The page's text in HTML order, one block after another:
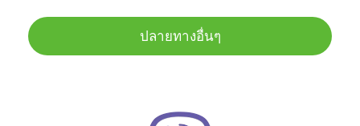
ปลายทางอื่นๆ